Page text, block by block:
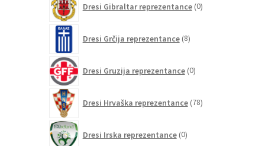
Dresi Gibraltar reprezentance 0izdelkov
Dresi Grčija reprezentance 8izdelkov
Dresi Gruzija reprezentance 0izdelkov
Dresi Hrvaška reprezentance 78izdelkov
Dresi Irska reprezentance 0izdelkov